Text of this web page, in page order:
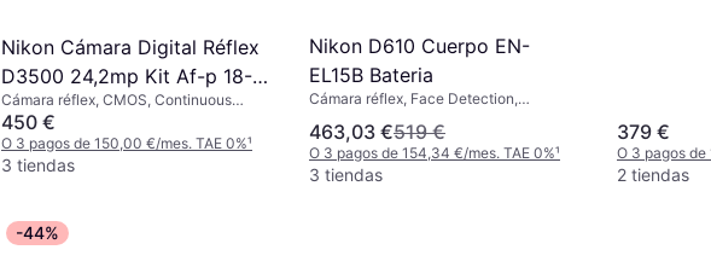
Nikon Cámara Digital Réflex
D3500 24,2mp Kit Af-p 18-
55mm F3.5-5.6g Vr Sd 32gb
Bolsa En-el14a Batería Hoya
55mm Pro 1d
Cámara réflex, CMOS, Continuous
Drive, PictBridge
450 €
O 3 pagos de 150,00 €/mes. TAE 0%¹
3 tiendas
Nikon D610 Cuerpo EN-
EL15B Bateria
Cámara réflex, Face Detection,
463,03 €519 €
O 3 pagos de 154,34 €/mes. TAE 0%¹
3 tiendas
379 €
O 3 pagos de
2 tiendas
-44%